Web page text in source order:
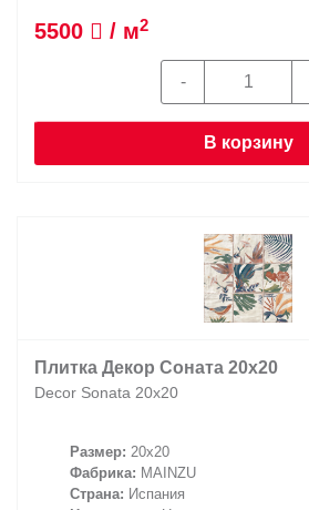
5500 / м2
В корзину
Плитка Декор Соната 20х20
Decor Sonata 20х20
Размер: 20x20
Фабрика: MAINZU
Страна: Испания